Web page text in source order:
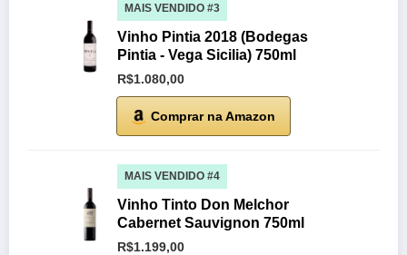
MAIS VENDIDO #3
Vinho Pintia 2018 (Bodegas
Pintia - Vega Sicilia) 750ml
R$1.080,00
Comprar na Amazon
MAIS VENDIDO #4
Vinho Tinto Don Melchor
Cabernet Sauvignon 750ml
R$1.199,00